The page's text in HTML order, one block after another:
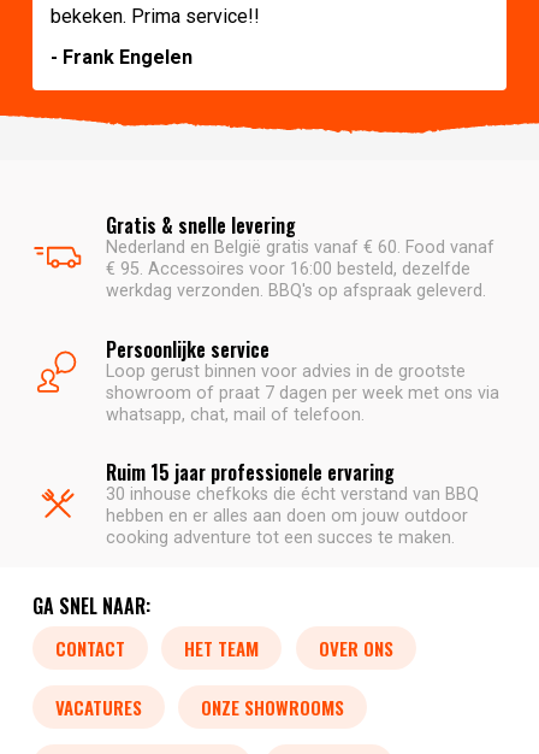
bekeken. Prima service!!
- Frank Engelen
Gratis & snelle levering
Nederland en België gratis vanaf € 60. Food vanaf
€ 95. Accessoires voor 16:00 besteld, dezelfde
werkdag verzonden. BBQ's op afspraak geleverd.
Persoonlijke service
Loop gerust binnen voor advies in de grootste
showroom of praat 7 dagen per week met ons via
whatsapp, chat, mail of telefoon.
Ruim 15 jaar professionele ervaring
30 inhouse chefkoks die écht verstand van BBQ
hebben en er alles aan doen om jouw outdoor
cooking adventure tot een succes te maken.
GA SNEL NAAR:
CONTACT HET TEAM OVER ONS
VACATURES ONZE SHOWROOMS